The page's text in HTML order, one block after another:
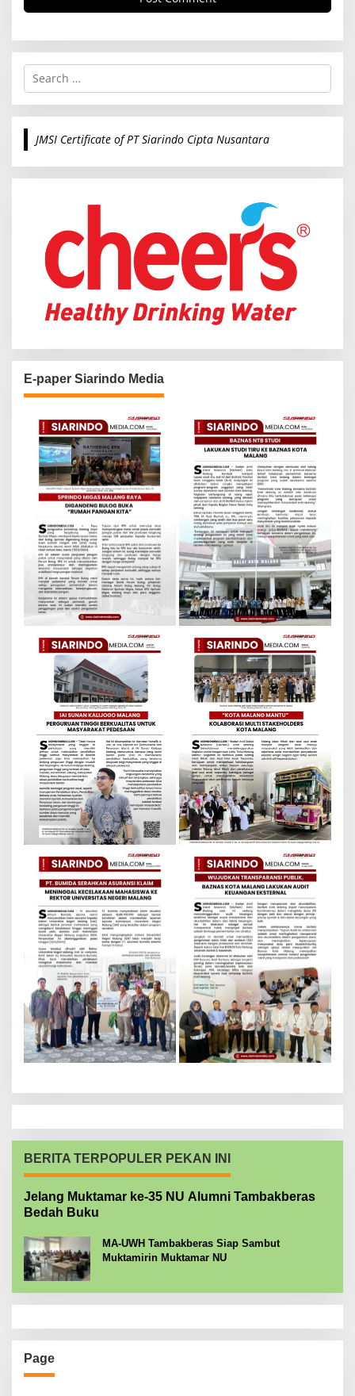
S
r
c
o
JMSI Certificate of PT Siarindo Cipta Nusantara
E-paper Siarindo Media
BERITA TERPOPULER PEKAN INI
Jelang Muktamar ke-35 NU Alumni Tambakberas
Bedah Buku
MA-UWH Tambakberas Siap Sambut
Muktamirin Muktamar NU
Page